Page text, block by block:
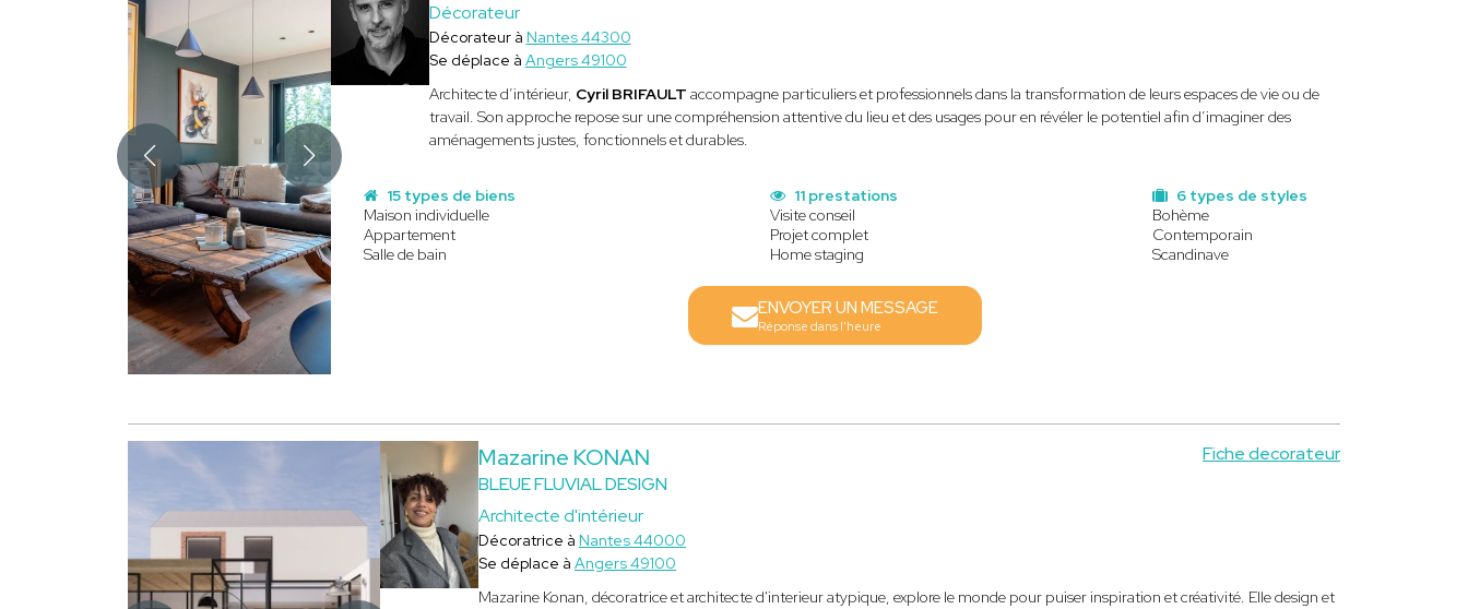
Décorateur
Décorateur à Nantes 44300
Se déplace à Angers 49100
Architecte d’intérieur, Cyril BRIFAULT accompagne particuliers et professionnels dans la transformation de leurs espaces de vie ou de
travail. Son approche repose sur une compréhension attentive du lieu et des usages pour en révéler le potentiel afin d’imaginer des
aménagements justes, fonctionnels et durables.
15 types de biens
Maison individuelle
Appartement
Salle de bain
6 types de styles
Bohème
Contemporain
Scandinave
11 prestations
Visite conseil
Projet complet
Home staging
ENVOYER UN MESSAGE
Réponse dans l'heure
Mazarine KONAN
BLEUE FLUVIAL DESIGN
Architecte d'intérieur
Fiche decorateur
Décoratrice à Nantes 44000
Se déplace àAngers 49100
Mazarine Konan, décoratrice et architecte d'interieur atypique, explore le monde pour puiser inspiration et créativité. Elle design et